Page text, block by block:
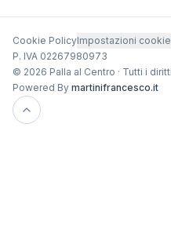
Cookie PolicyImpostazioni cookie
P. IVA 02267980973
© 2026 Palla al Centro · Tutti i
Powered By martinifrancesco.it